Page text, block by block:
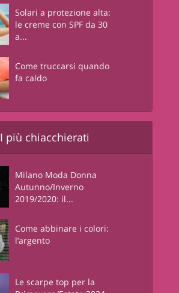
Solari a protezione alta:
le creme con SPF da 30
a...
Come truccarsi quando
fa caldo
I più chiacchierati
Milano Moda Donna
Autunno/Inverno
2019/2020: il...
Come abbinare i colori:
l’argento
Le scarpe top per la